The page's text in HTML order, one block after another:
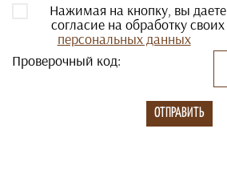
Нажимая на кнопку, вы даете
согласие на обработку своих
персональных данных
Проверочный код: